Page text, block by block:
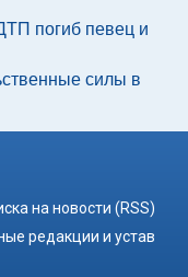
погиб певец и
силы в
на новости (RSS)
редакции и устав